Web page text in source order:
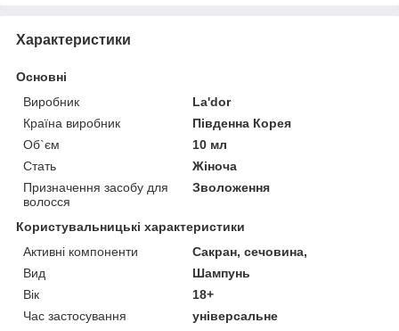
Характеристики
Основні
Виробник
La'dor
Країна виробник
Південна Корея
Об`єм
10 мл
Стать
Жіноча
Призначення засобу для
волосся
Зволоження
Користувальницькі характеристики
Активні компоненти
Сакран, сечовина,
Вид
Шампунь
Вік
18+
Час застосування
універсальне